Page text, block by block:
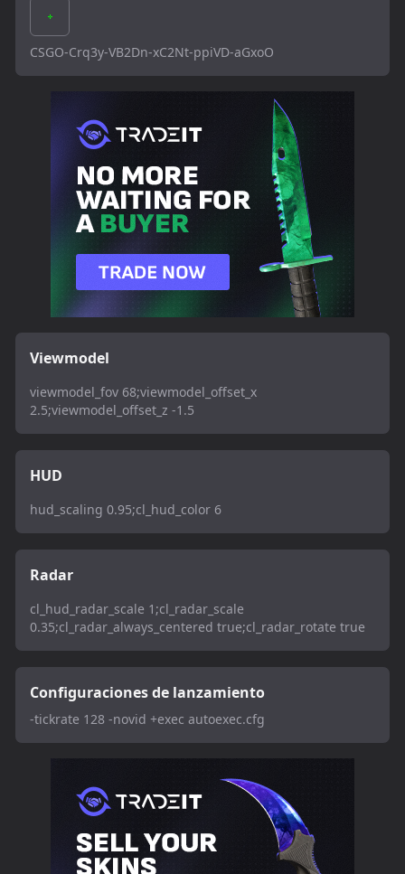
CSGO-Crq3y-VB2Dn-xC2Nt-ppiVD-aGxoO
Viewmodel
viewmodel_fov 68;viewmodel_offset_x
2.5;viewmodel_offset_z -1.5
HUD
hud_scaling 0.95;cl_hud_color 6
Radar
cl_hud_radar_scale 1;cl_radar_scale
0.35;cl_radar_always_centered true;cl_radar_rotate true
Configuraciones de lanzamiento
-tickrate 128 -novid +exec autoexec.cfg